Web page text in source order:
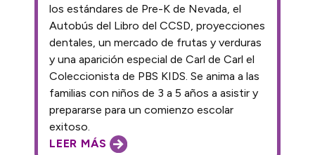
LEER MÁS
los estándares de Pre-K de Nevada, el
Autobús del Libro del CCSD, proyecciones
dentales, un mercado de frutas y verduras
y una aparición especial de Carl de Carl el
Coleccionista de PBS KIDS. Se anima a las
familias con niños de 3 a 5 años a asistir y
prepararse para un comienzo escolar
exitoso.